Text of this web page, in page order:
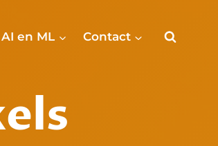
AI en ML Contact